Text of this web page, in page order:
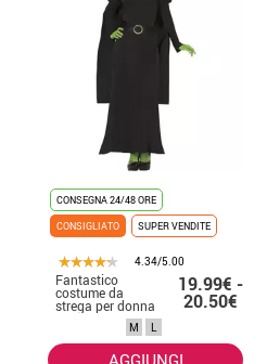
CONSEGNA 24/48 ORE
CONSIGLIATO
SUPER VENDITE
4.34/5.00
Fantastico
costume da
strega per donna
19.99€ -
20.50€
M L
AGGIUNGI